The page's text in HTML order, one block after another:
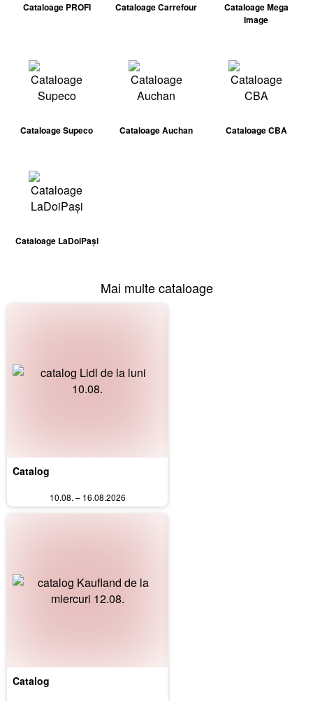
Cataloage PROFI Cataloage Carrefour
Cataloage Mega
Image
Cataloage Supeco Cataloage Auchan Cataloage CBA
Cataloage LaDoiPași
Mai multe cataloage
Catalog
10.08. – 16.08.2026
Catalog